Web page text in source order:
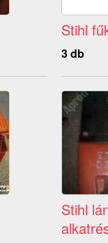
Stihl
3 db
Stihl